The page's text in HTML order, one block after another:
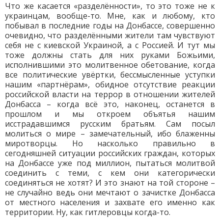
Что же касается «разделённости», то это тоже не к
украинцам, вообще-то. Мне, как и любому, кто
побывал в последние годы на Донбассе, совершенно
очевидно, что разделёнными жители там чувствуют
себя не с киевской Украиной, а с Россией. И тут мы
тоже должны стать для них руками Божьими,
исполнившими это молитвенное обетование, когда
все политические увёртки, бессмысленные уступки
нашим «партнёрам», обидное отсутствие реакции
российской власти на террор в отношении жителей
Донбасса – когда всё это, наконец, останется в
прошлом и мы откроем объятья нашим
исстрадавшимся русским братьям. Сам посыл
молиться о мире – замечательный, ибо блаженны
миротворцы. Но насколько правильно в
сегодняшней ситуации российских граждан, которых
на Донбассе уже под миллион, пытаться молитвой
соединить с теми, с кем они категорически
соединяться не хотят? И это знают на той стороне –
не случайно ведь они мечтают о зачистке Донбасса
от местного населения и захвате его именно как
территории. Ну, как гитлеровцы когда-то.